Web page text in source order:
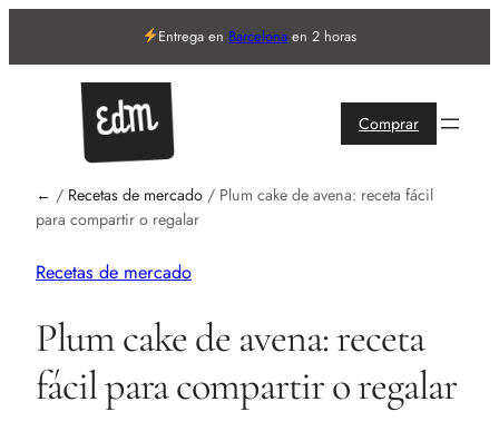
Entrega en Barcelona en 2 horas
Comprar
← / Recetas de mercado / Plum cake de avena: receta fácil
para compartir o regalar
Recetas de mercado
Plum cake de avena: receta
fácil para compartir o regalar